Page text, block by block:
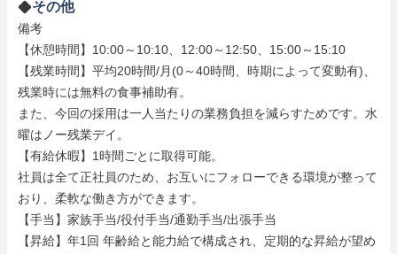
その他
備考
【休憩時間】10:00～10:10、12:00～12:50、15:00～15:10
【残業時間】平均20時間/月(0～40時間、時期によって変動有)、
残業時には無料の食事補助有。
また、今回の採用は一人当たりの業務負担を減らすためです。水
曜はノー残業デイ。
【有給休暇】1時間ごとに取得可能。
社員は全て正社員のため、お互いにフォローできる環境が整って
おり、柔軟な働き方ができます。
【手当】家族手当/役付手当/通勤手当/出張手当
【昇給】年1回 年齢給と能力給で構成され、定期的な昇給が望め